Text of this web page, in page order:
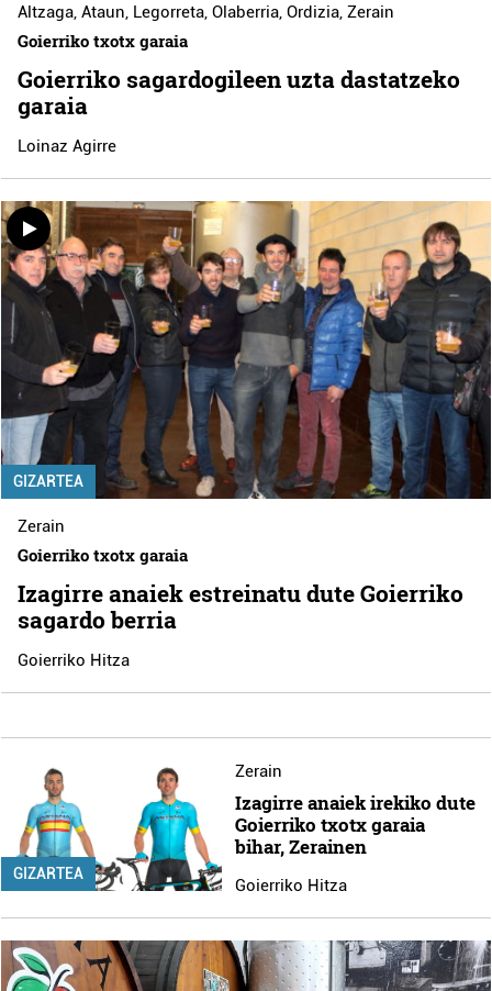
Altzaga,Ataun, Legorreta,Olaberria,Ordizia,Zerain
Goierriko txotx garaia
Goierriko sagardogileen uzta dastatzeko
garaia
Loinaz Agirre
GIZARTEA
Zerain
Goierriko txotx garaia
Izagirre anaiek estreinatu dute Goierriko
sagardo berria
Goierriko Hitza
GIZARTEA
Zerain
Izagirre anaiek irekiko dute
Goierriko txotx garaia
bihar, Zerainen
Goierriko Hitza